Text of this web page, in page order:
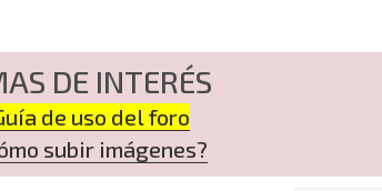
DE INTERÉS
de uso del foro
subir imágenes?